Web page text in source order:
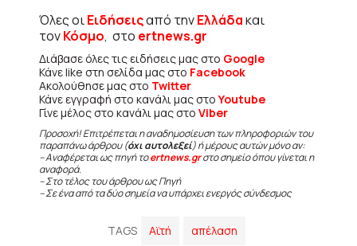
Όλες οιΕιδήσειςαπό τηνΕλλάδακαι
τονΚόσμο, στο ertnews.gr
Διάβασε όλες τις ειδήσεις μας στο Google
Κάνε like στη σελίδα μας στο Facebook
Ακολούθησε μας στο Twitter
Κάνε εγγραφή στο κανάλι μας στοYoutube
Γίνε μέλος στο κανάλι μας στο Viber
Προσοχή! Επιτρέπεται η αναδημοσίευση των πληροφοριών του
παραπάνω άρθρου (όχι αυτολεξεί) ή μέρους αυτών μόνο αν:
– Αναφέρεται ως πηγή τοertnews.grστο σημείο όπου γίνεται η
αναφορά.
– Στο τέλος του άρθρου ως Πηγή
– Σε ένα από τα δύο σημεία να υπάρχει ενεργός σύνδεσμος
TAGS Αϊτή απέλαση